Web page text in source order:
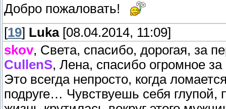
Добро пожаловать!
[19] Luka[08.04.2014, 11:09]
skov, Света, спасибо, дорогая, за
CullenS, Лена, спасибо огромное
Это всегда непросто, когда
подруге… Чувствуешь себя глупой,